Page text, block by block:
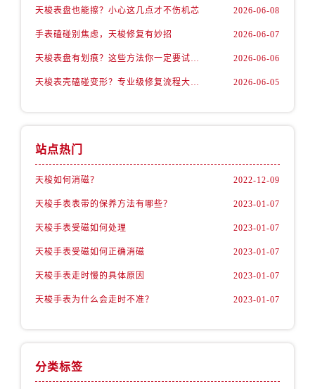
天梭表盘也能擦？小心这几点才不伤机芯 2026-06-08
手表磕碰别焦虑，天梭修复有妙招 2026-06-07
天梭表盘有划痕？这些方法你一定要试试！ 2026-06-06
天梭表壳磕碰变形？专业级修复流程大公开 2026-06-05
站点热门
天梭如何消磁？ 2022-12-09
天梭手表表带的保养方法有哪些？ 2023-01-07
天梭手表受磁如何处理 2023-01-07
天梭手表受磁如何正确消磁 2023-01-07
天梭手表走时慢的具体原因 2023-01-07
天梭手表为什么会走时不准？ 2023-01-07
分类标签